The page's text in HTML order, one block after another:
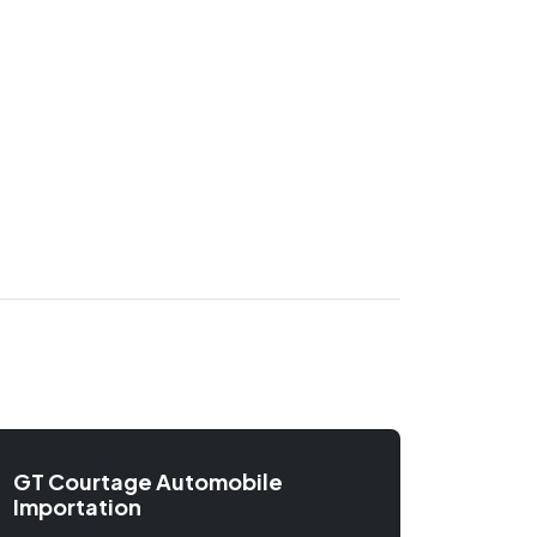
GT Courtage Automobile
Importation